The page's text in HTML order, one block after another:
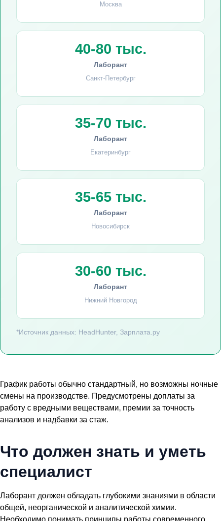
Москва
40-80 тыс.
Лаборант
Санкт-Петербург
35-70 тыс.
Лаборант
Екатеринбург
35-65 тыс.
Лаборант
Новосибирск
30-60 тыс.
Лаборант
Нижний Новгород
*Источник данных: HeadHunter, Зарплата.ру
График работы обычно стандартный, но возможны ночные
смены на производстве. Предусмотрены доплаты за
работу с вредными веществами, премии за точность
анализов и надбавки за стаж.
Что должен знать и уметь
специалист
Лаборант должен обладать глубокими знаниями в области
общей, неорганической и аналитической химии.